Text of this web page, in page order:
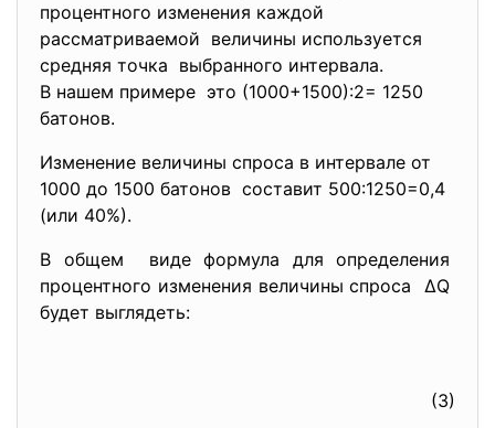
процентного изменения каждой
рассматриваемой величины используется
средняя точка выбранного интервала.
В нашем примере это (1000+1500):2= 1250
батонов.
Изменение величины спроса в интервале от
1000 до 1500 батонов составит 500:1250=0,4
(или 40%).
В общем виде формула для определения
процентного изменения величины спроса ∆Q
будет выглядеть:
(3)